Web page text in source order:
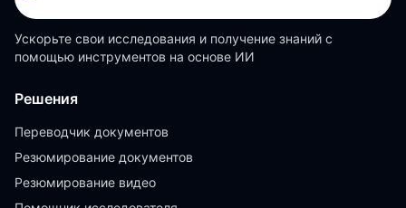
Ускорьте свои исследования и получение знаний с
помощью инструментов на основе ИИ
Решения
Переводчик документов
Резюмирование документов
Резюмирование видео